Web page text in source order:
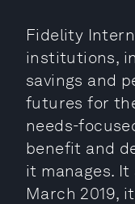
Fidelity
institutions,
savings and
futures for
needs-
benefit and
it manages.
March 2019,